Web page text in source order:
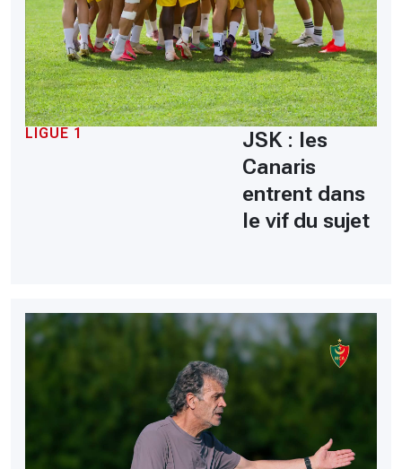
LIGUE 1
JSK : les
Canaris
entrent dans
le vif du sujet